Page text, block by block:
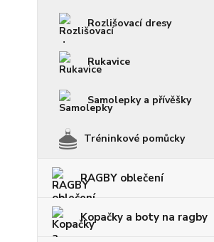
Rozlišovací dresy
Rukavice
Samolepky a přívěšky
Tréninkové pomůcky
RAGBY oblečení
Kopačky a boty na ragby